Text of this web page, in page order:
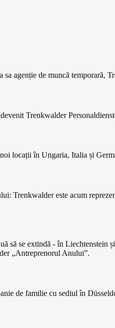
agenție de muncă temporară,
Trenkwalder
locații în Ungaria, Italia și
Trenkwalder este acum
să se extindă - în
„Antreprenorul Anului”.
de familie cu sediul în